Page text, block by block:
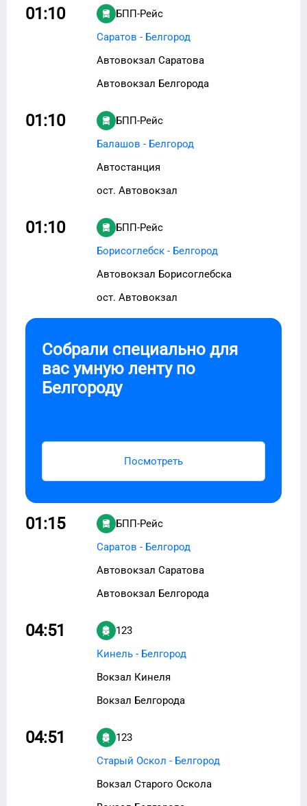
01:10
БПП-Рейс
Саратов - Белгород
Автовокзал Саратова
Автовокзал Белгорода
01:10
БПП-Рейс
Балашов - Белгород
Автостанция
ост. Автовокзал
01:10
БПП-Рейс
Борисоглебск - Белгород
Автовокзал Борисоглебска
ост. Автовокзал
Собрали специально для
вас умную ленту по
Белгороду
Посмотреть
01:15
БПП-Рейс
Саратов - Белгород
Автовокзал Саратова
Автовокзал Белгорода
04:51
123
Кинель - Белгород
Вокзал Кинеля
Вокзал Белгорода
04:51
123
Старый Оскол - Белгород
Вокзал Старого Оскола